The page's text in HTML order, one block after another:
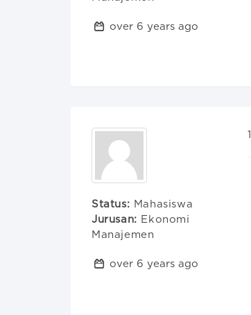
over 6 years ago
Status: Mahasiswa
Jurusan: Ekonomi
Manajemen
over 6 years ago
1